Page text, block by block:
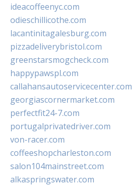
ideacoffeenyc.com
odieschillicothe.com
lacantinitagalesburg.com
pizzadeliverybristol.com
greenstarsmogcheck.com
happypawspl.com
callahansautoservicecenter.com
georgiascornermarket.com
perfectfit24-7.com
portugalprivatedriver.com
von-racer.com
coffeeshopcharleston.com
salon104mainstreet.com
alkaspringswater.com